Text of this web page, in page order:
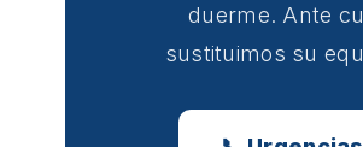
duerme. Ante
sustituimos su